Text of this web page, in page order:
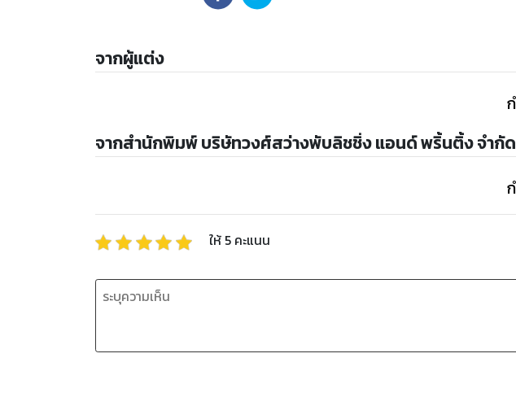
จากผู้แต่ง
จากสำนักพิมพ์ บริษัทวงศ์สว่างพับลิชชิ่ง แอนด์ พริ้นติ้ง จำกัด
ให้ 5 คะแนน